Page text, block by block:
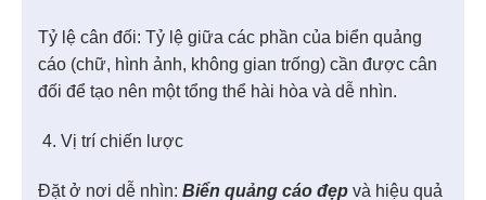
Tỷ lệ cân đối: Tỷ lệ giữa các phần của biển quảng
cáo (chữ, hình ảnh, không gian trống) cần được cân
đối để tạo nên một tổng thể hài hòa và dễ nhìn.
Vị trí chiến lược
Đặt ở nơi dễ nhìn: Biển quảng cáo đẹp và hiệu quả